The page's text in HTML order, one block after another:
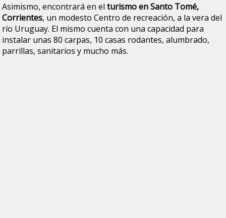
Asimismo, encontrará en elturismo en Santo Tomé,
Corrientes, un modesto Centro de recreación, a la vera del
río Uruguay. El mismo cuenta con una capacidad para
instalar unas 80 carpas, 10 casas rodantes, alumbrado,
parrillas, sanitarios y mucho más.